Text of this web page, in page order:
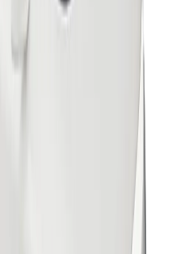
minutos!
de Bolt
de Bolt Food